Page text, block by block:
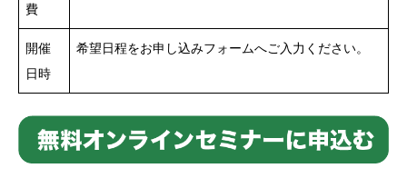
費
開催
日時
希望日程をお申し込みフォームへご入力ください。